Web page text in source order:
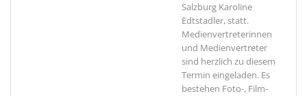
Salzburg Karoline
Edtstadler, statt.
Medienvertreterinnen
und Medienvertreter
sind herzlich zu diesem
Termin eingeladen. Es
bestehen Foto-, Film-